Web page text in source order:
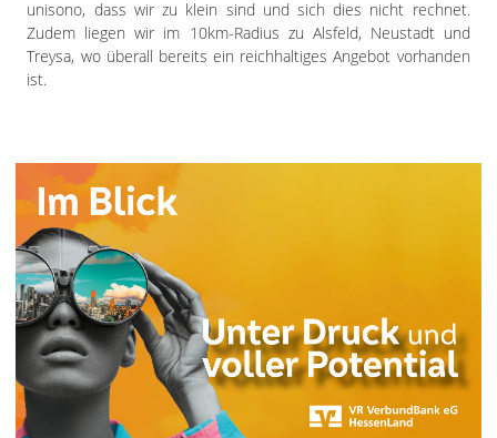
unisono, dass wir zu klein sind und sich dies nicht rechnet.
Zudem liegen wir im 10km-Radius zu Alsfeld, Neustadt und
Treysa, wo überall bereits ein reichhaltiges Angebot vorhanden
ist.